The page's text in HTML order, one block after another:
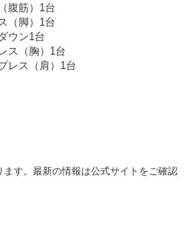
腹筋）1台
（脚）1台
ウン1台
ス（胸）1台
レス（肩）1台
す。最新の情報は公式サイトをご確認